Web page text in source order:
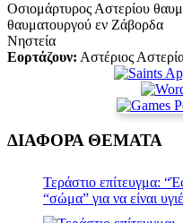
Οσιομάρτυρος Αστερίου
θαυματουργού εν Ζάβορδα
Νηστεία
Εορτάζουν: Αστέριος
ΔΙΑΦΟΡΑ ΘΕΜΑΤΑ
Τεράστιο επίτευγμα:
“σώμα” για να είναι
τρεις μέρες